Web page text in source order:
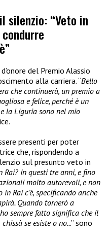
silenzio: “Veto in
del Premio Alassio
alla carriera. “Bello
che continuerà, un premio a
e felice, perché è un
la Liguria sono nel mio
presenti per poter
che, rispondendo a
sul presunto veto in
Rai? In questi tre anni, e fino
molto autorevoli, e non
Rai c’è, specificando anche
Quando tornerò a
sempre fatto significa che il
se esiste o no...” sono